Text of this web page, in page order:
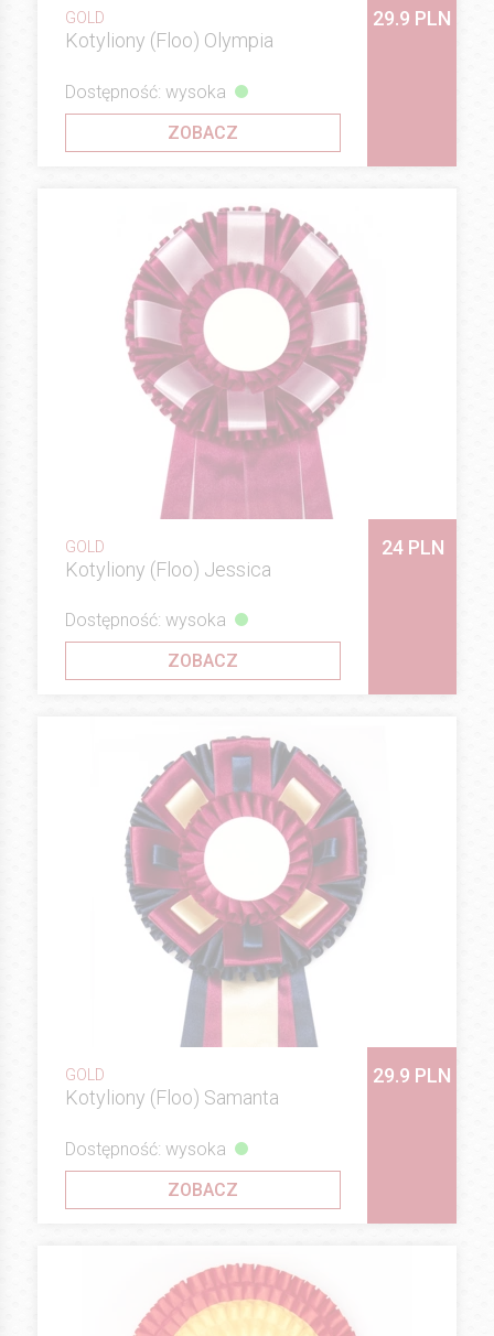
GOLD
Kotyliony (Floo) Olympia
29.9 PLN
Dostępność: wysoka
ZOBACZ
GOLD
Kotyliony (Floo) Jessica
24 PLN
Dostępność: wysoka
ZOBACZ
GOLD
Kotyliony (Floo) Samanta
29.9 PLN
Dostępność: wysoka
ZOBACZ